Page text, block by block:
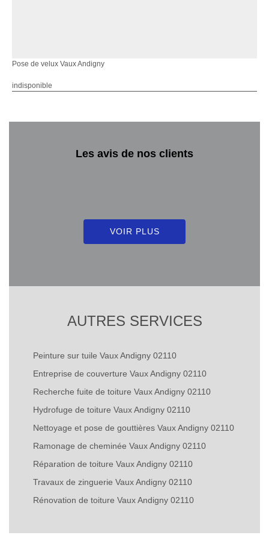
Pose de velux Vaux Andigny
indisponible
Les avis de nos clients
VOIR PLUS
AUTRES SERVICES
Peinture sur tuile Vaux Andigny 02110
Entreprise de couverture Vaux Andigny 02110
Recherche fuite de toiture Vaux Andigny 02110
Hydrofuge de toiture Vaux Andigny 02110
Nettoyage et pose de gouttières Vaux Andigny 02110
Ramonage de cheminée Vaux Andigny 02110
Réparation de toiture Vaux Andigny 02110
Travaux de zinguerie Vaux Andigny 02110
Rénovation de toiture Vaux Andigny 02110